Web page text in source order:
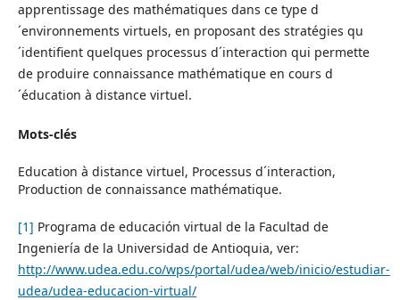
apprentissage des mathématiques dans ce type d
´environnements virtuels, en proposant des stratégies qu
´identifient quelques processus d´interaction qui permette
de produire connaissance mathématique en cours d
´éducation à distance virtuel.
Mots-clés
Education à distance virtuel, Processus d´interaction,
Production de connaissance mathématique.
[1] Programa de educación virtual de la Facultad de
Ingeniería de la Universidad de Antioquia, ver:
http://www.udea.edu.co/wps/portal/udea/web/inicio/estudiar-
udea/udea-educacion-virtual/